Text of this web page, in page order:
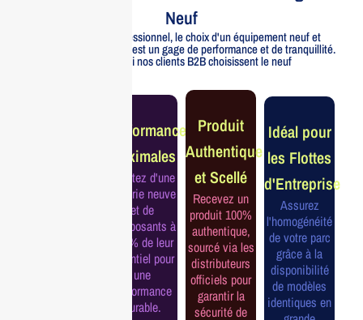
Neuf
Pour un usage professionnel, le choix d'un équipement neuf et
officiellement distribué est un gage de performance et de tranquillité.
Voici pourquoi nos clients B2B choisissent le neuf
Performance
Maximales
Profitez d'une
batterie neuve
et de
composants à
100% de leur
potentiel pour
une
performance
durable.
Produit
Authentique
et Scellé
Recevez un
produit 100%
authentique,
sourcé via les
distributeurs
officiels pour
garantir la
sécurité de
Idéal pour
les Flottes
d'Entreprise
Assurez
l'homogénéité
de votre parc
grâce à la
disponibilité
de modèles
identiques en